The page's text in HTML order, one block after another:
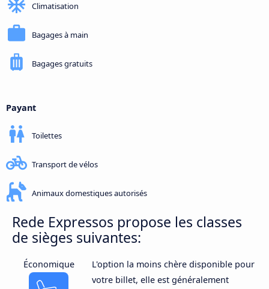
Climatisation
Bagages à main
Bagages gratuits
Payant
Toilettes
Transport de vélos
Animaux domestiques autorisés
Rede Expressos propose les classes
de sièges suivantes:
Économique
L'option la moins chère disponible pour
votre billet, elle est généralement